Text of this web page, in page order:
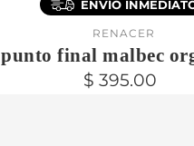
ENVÍO
RENACER
punto final malbec
$ 395.00